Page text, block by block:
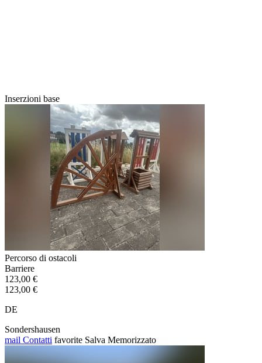
Inserzioni base
Percorso di ostacoli
Barriere
123,00 €
123,00 €
DE
Sondershausen
mail Contatti favorite Salva Memorizzato